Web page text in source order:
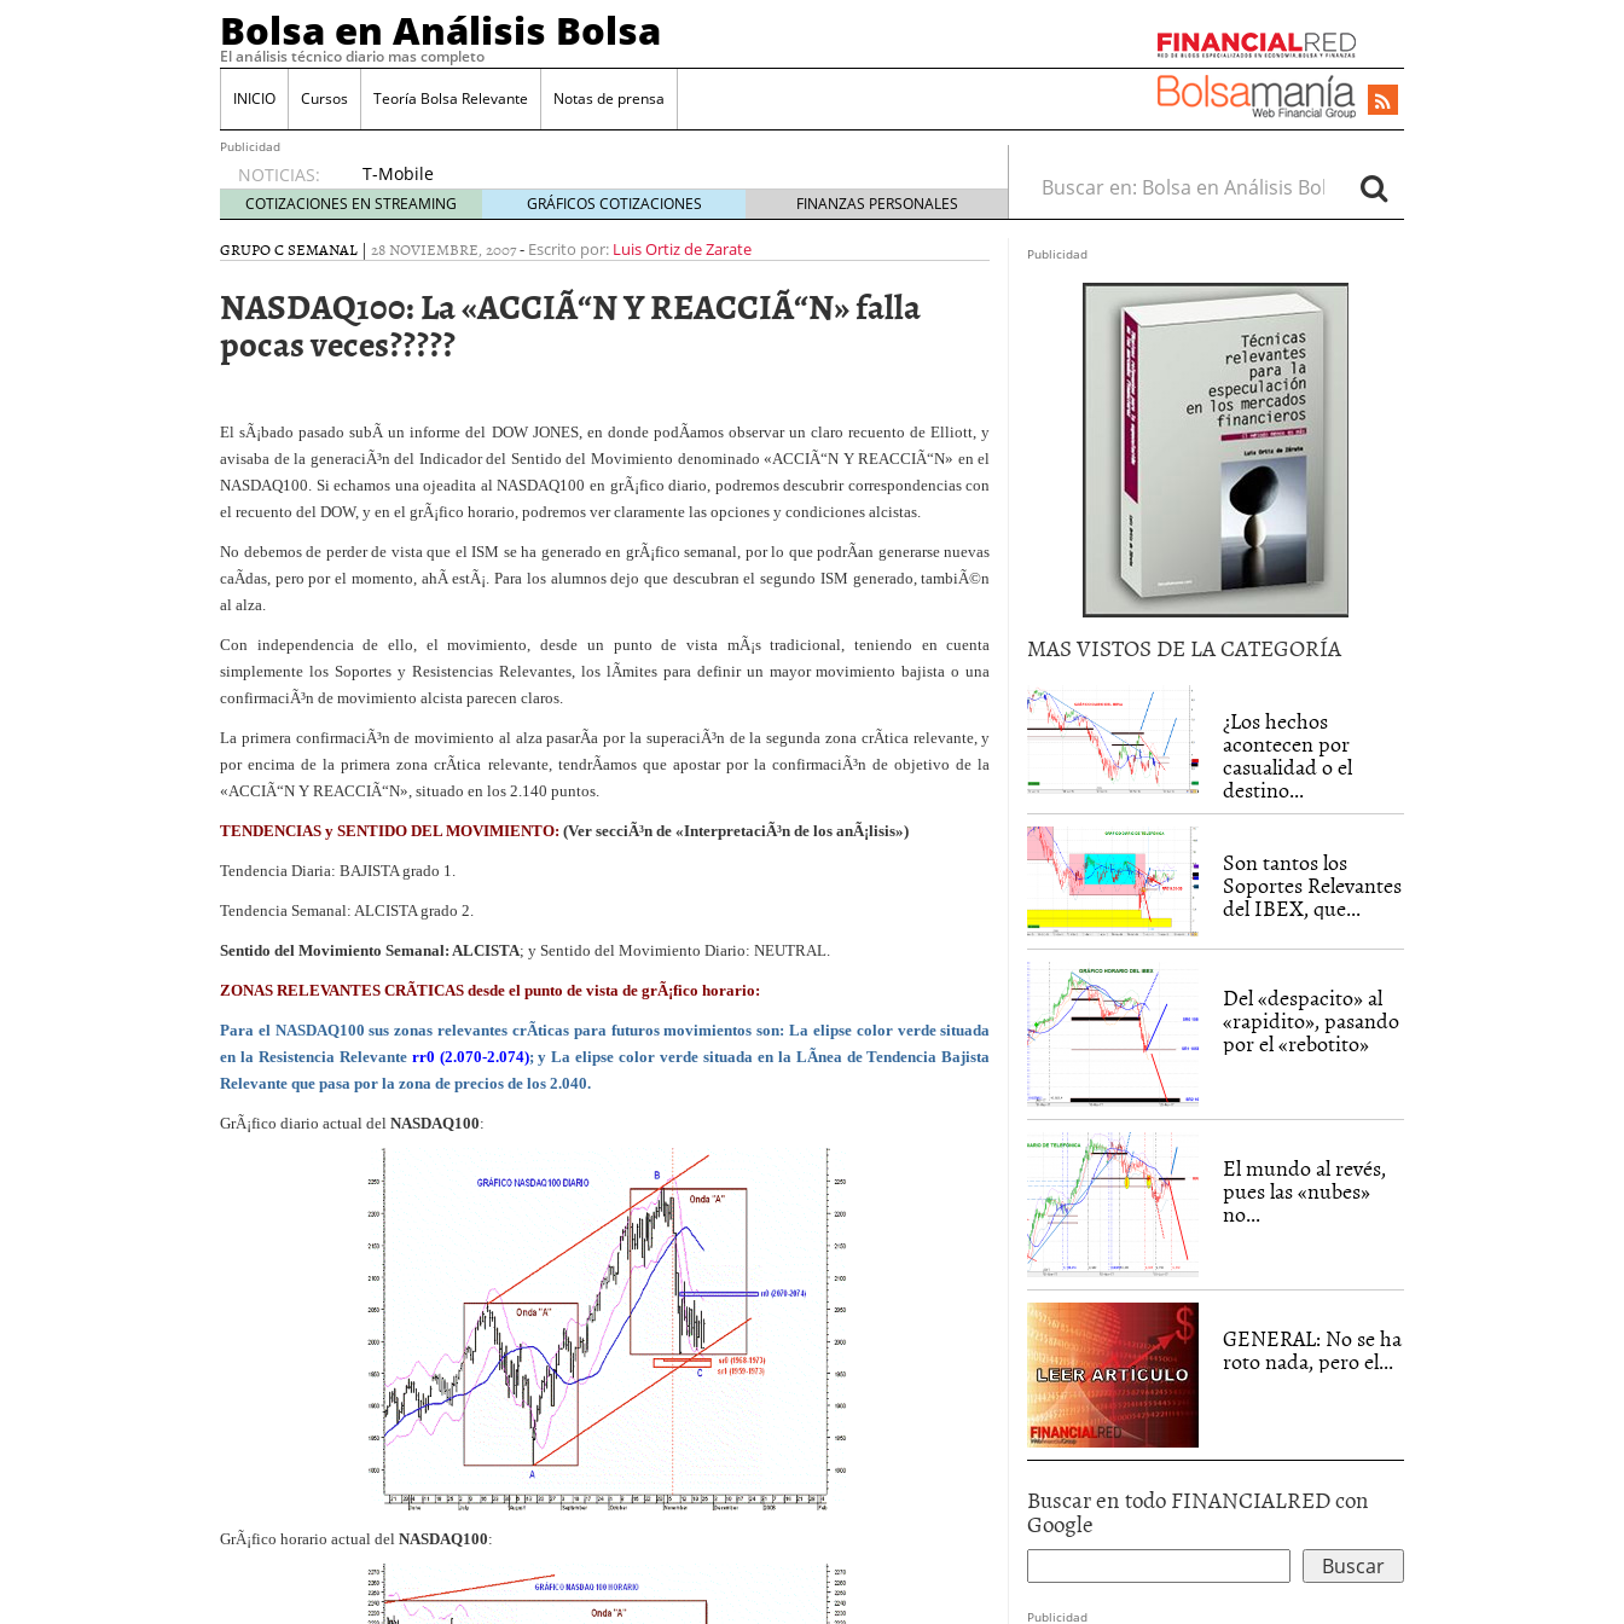
Bolsa en Análisis Bolsa
El análisis técnico diario mas completo
INICIO Cursos Teoría Bolsa Relevante Notas de prensa
Publicidad
NOTICIAS:
T-Mobile
acuerda
pagar
315
dólares
por
Acciones de Nvidia suben impulsadas por la inteligencia artificial
25/09/2024
Cuidado con estos tres sesgos si estás empezando a invertir 20/09/2024
El BCE recorta los tipos de interés clave en septiembre para reducir la
¿Es buen momento para volver al oro en lo que queda de 2024? 02/09/2024
COTIZACIONES EN STREAMING GRÁFICOS COTIZACIONES FINANZAS PERSONALES
Buscar en:
GRUPO C SEMANAL | 28 NOVIEMBRE, 2007- Escrito por: Luis Ortiz de Zarate
NASDAQ100: La «ACCIÃ“N Y REACCIÃ“N» falla
pocas veces?????
El sÃ¡bado pasado subÃ­ un informe del DOW JONES, en donde podÃ­amos observar un claro recuento de Elliott, y
avisaba de la generaciÃ³n del Indicador del Sentido del Movimiento denominado «ACCIÃ“N Y REACCIÃ“N» en el
NASDAQ100. Si echamos una ojeadita al NASDAQ100 en grÃ¡fico diario, podremos descubrir correspondencias con
el recuento del DOW, y en el grÃ¡fico horario, podremos ver claramente las opciones y condiciones alcistas.
No debemos de perder de vista que el ISM se ha generado en grÃ¡fico semanal, por lo que podrÃ­an generarse nuevas
caÃ­das, pero por el momento, ahÃ­ estÃ¡. Para los alumnos dejo que descubran el segundo ISM generado, tambiÃ©n
al alza.
Con independencia de ello, el movimiento, desde un punto de vista mÃ¡s tradicional, teniendo en cuenta
simplemente los Soportes y Resistencias Relevantes, los lÃ­mites para definir un mayor movimiento bajista o una
confirmaciÃ³n de movimiento alcista parecen claros.
La primera confirmaciÃ³n de movimiento al alza pasarÃ­a por la superaciÃ³n de la segunda zona crÃ­tica relevante, y
por encima de la primera zona crÃ­tica relevante, tendrÃ­amos que apostar por la confirmaciÃ³n de objetivo de la
«ACCIÃ“N Y REACCIÃ“N», situado en los 2.140 puntos.
TENDENCIAS y SENTIDO DEL MOVIMIENTO: (Ver secciÃ³n de «InterpretaciÃ³n de los anÃ¡lisis»)
Tendencia Diaria: BAJISTA grado 1.
Tendencia Semanal: ALCISTA grado 2.
Sentido del Movimiento Semanal: ALCISTA; y Sentido del Movimiento Diario: NEUTRAL.
ZONAS RELEVANTES CRÃTICAS desde el punto de vista de grÃ¡fico horario:
Para el NASDAQ100 sus zonas relevantes crÃ­ticas para futuros movimientos son: La elipse color verde situada
en la Resistencia Relevante rr0 (2.070-2.074); y La elipse color verde situada en la LÃ­nea de Tendencia Bajista
Relevante que pasa por la zona de precios de los 2.040.
GrÃ¡fico diario actual del NASDAQ100:
GrÃ¡fico horario actual del NASDAQ100:
Publicidad
MAS VISTOS DE LA CATEGORÍA
¿Los hechos
acontecen por
casualidad o el
destino...
Son tantos los
Soportes Relevantes
del IBEX, que...
Del «despacito» al
«rapidito», pasando
por el «rebotito»
El mundo al revés,
pues las «nubes»
no...
GENERAL: No se ha
roto nada, pero el...
Buscar en todo FINANCIALRED con
Google
Publicidad